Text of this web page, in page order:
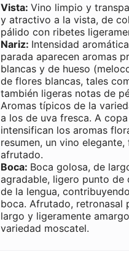
Vista: Vino limpio y
y atractivo a la vista, de
pálido con ribetes
Nariz: Intensidad
parada aparecen aromas
blancas y de hueso
de flores blancas, tales
también ligeras notas de
Aromas típicos de la
a los de uva fresca. A
intensifican los aromas
resumen, un vino
afrutado.
Boca: Boca golosa, de
agradable, ligero punto de
de la lengua,
boca. Afrutado, retronasal
largo y ligeramente
variedad moscatel.